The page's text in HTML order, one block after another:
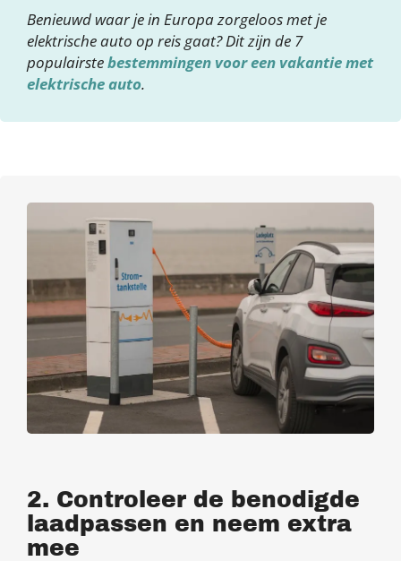
Benieuwd waar je in Europa zorgeloos met je
elektrische auto op reis gaat? Dit zijn de 7
populairstebestemmingen voor een vakantie met
elektrische auto.
2. Controleer de benodigde
laadpassen en neem extra
mee